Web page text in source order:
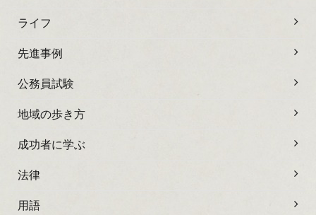
ライフ
先進事例
公務員試験
地域の歩き方
成功者に学ぶ
法律
用語